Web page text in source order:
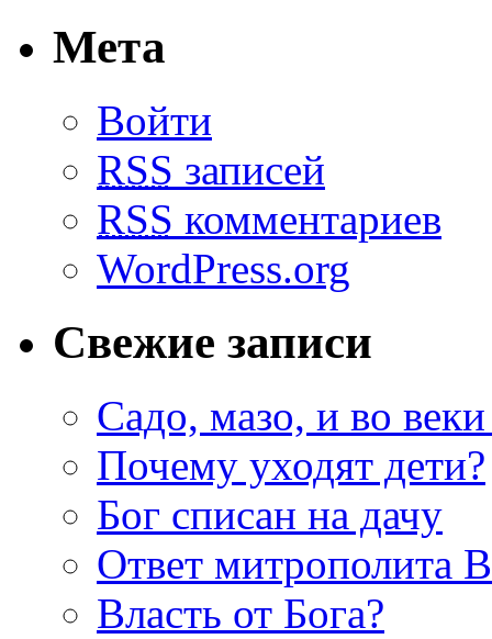
Мета
Войти
RSS записей
RSS комментариев
WordPress.org
Свежие записи
Садо, мазо, и во веки
Почему уходят дети?
Бог списан на дачу
Ответ митрополита
Власть от Бога?